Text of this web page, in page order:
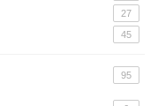
27
45
95